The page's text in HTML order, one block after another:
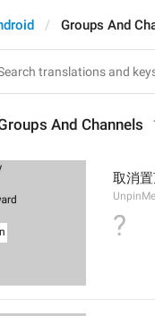
Groups And
And Channels
取消
?